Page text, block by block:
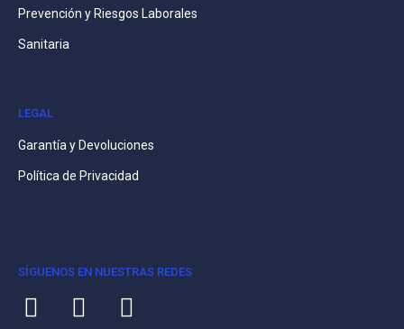
Prevención y Riesgos Laborales
Sanitaria
LEGAL
Garantía y Devoluciones
Política de Privacidad
SÍGUENOS EN NUESTRAS REDES